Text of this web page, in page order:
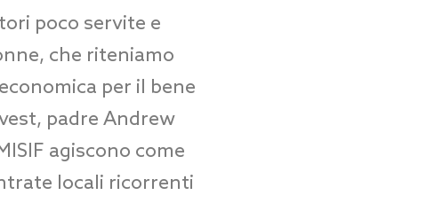
poco servite e
che riteniamo
per il bene
padre Andrew
agiscono come
locali ricorrenti